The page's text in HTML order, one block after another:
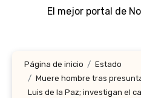
El mejor portal de
Página de inicio
Estado
Muere hombre tras
Luis de la Paz; investigan el